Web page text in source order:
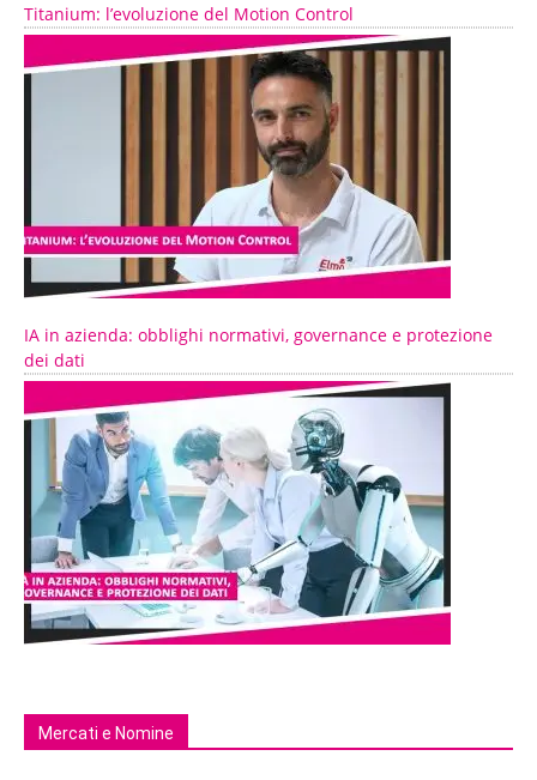
Titanium: l’evoluzione del Motion Control
IA in azienda: obblighi normativi, governance e protezione
dei dati
Mercati e Nomine